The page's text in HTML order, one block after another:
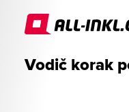
Vodič korak